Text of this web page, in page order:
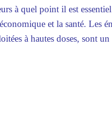
à quel point il est
et la santé. Les
à hautes doses, sont